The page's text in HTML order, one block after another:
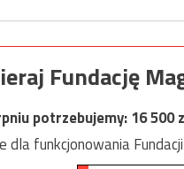
Fundację
potrzebujemy:16 500
funkcjonowania